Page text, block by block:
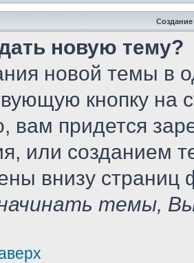
новую тему?
новой темы в
кнопку
вам придется
или созданием
внизу
темы,